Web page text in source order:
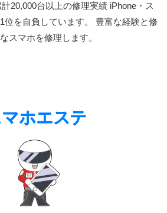
20,000台以上の修理実績 iPhone・ス
位を自負しています。 豊富な経験と修
スマホを修理します。